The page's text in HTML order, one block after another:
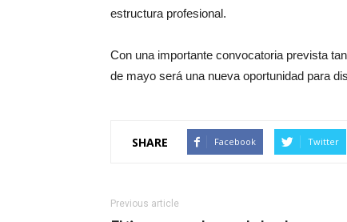
estructura profesional.
Con una importante convocatoria prevista
de mayo será una nueva oportunidad para
SHARE Facebook Twitter
Previous article